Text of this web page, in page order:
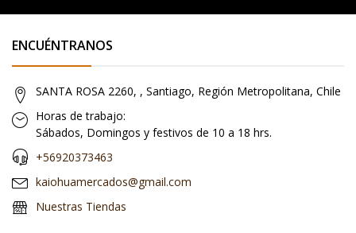
ENCUÉNTRANOS
SANTA ROSA 2260, , Santiago, Región Metropolitana, Chile
Horas de trabajo:
Sábados, Domingos y festivos de 10 a 18 hrs.
+56920373463
kaiohuamercados@gmail.com
Nuestras Tiendas